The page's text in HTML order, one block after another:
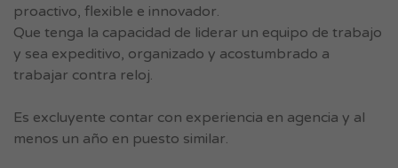
proactivo, flexible e innovador.
Que tenga la capacidad de liderar un equipo de trabajo
y sea expeditivo, organizado y acostumbrado a
trabajar contra reloj.
Es excluyente contar con experiencia en agencia y al
menos un año en puesto similar.